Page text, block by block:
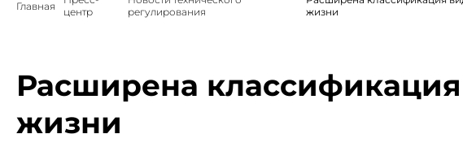
Главная
центр
регулирования
жизни
Расширена
жизни